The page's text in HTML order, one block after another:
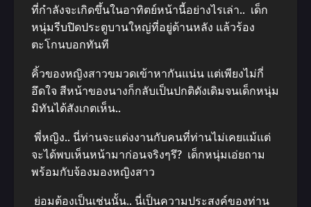
ที่กําลังจะเกิดขึ้นในอาทิตย์หน้านี้อย่างไรเล่า.. เด็ก
หนุ่มรีบปิดประตูบานใหญ่ที่อยู่ด้านหลัง แล้วร้อง
ตะโกนบอกทันที
คิ้วของหญิงสาวขมวดเข้าหากันแน่น แต่เพียงไม่กี่
อึดใจ สีหน้าของนางก็กลับเป็นปกติดังเดิมจนเด็กหนุ่ม
มิทันได้สังเกตเห็น..
พี่หญิง.. นี่ท่านจะแต่งงานกับคนที่ท่านไม่เคยแม้แต่
จะได้พบเห็นหน้ามาก่อนจริงๆรึ? เด็กหนุ่มเอ่ยถาม
พร้อมกับจ้องมองหญิงสาว
ย่อมต้องเป็นเช่นนั้น.. นี่เป็นความประสงค์ของท่าน